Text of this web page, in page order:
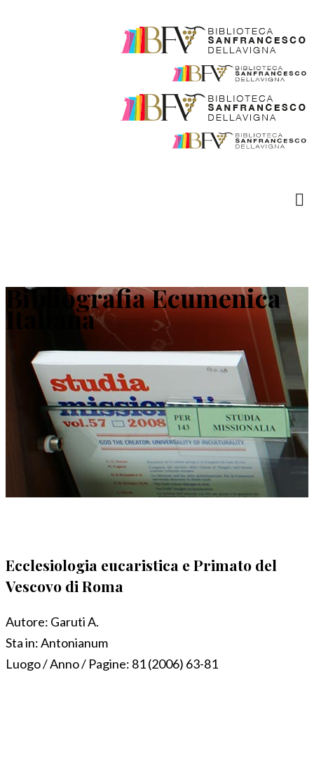
Bibliografia Ecumenica
Italiana
Ecclesiologia eucaristica e Primato del
Vescovo di Roma
Autore: Garuti A.
Sta in:Antonianum
Luogo / Anno / Pagine: 81 (2006) 63-81